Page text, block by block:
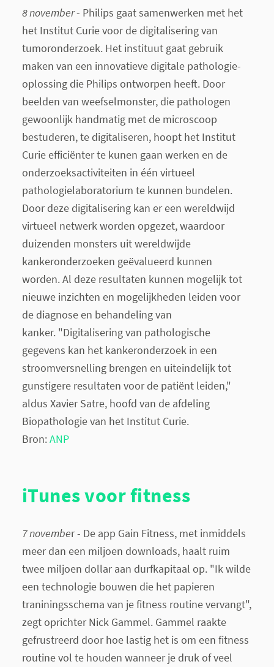
8 november- Philips gaat samenwerken met het
het Institut Curie voor de digitalisering van
tumoronderzoek. Het instituut gaat gebruik
maken van een innovatieve digitale pathologie-
oplossing die Philips ontworpen heeft. Door
beelden van weefselmonster, die pathologen
gewoonlijk handmatig met de microscoop
bestuderen, te digitaliseren, hoopt het Institut
Curie efficiënter te kunen gaan werken en de
onderzoeksactiviteiten in één virtueel
pathologielaboratorium te kunnen bundelen.
Door deze digitalisering kan er een wereldwijd
virtueel netwerk worden opgezet, waardoor
duizenden monsters uit wereldwijde
kankeronderzoeken geëvalueerd kunnen
worden. Al deze resultaten kunnen mogelijk tot
nieuwe inzichten en mogelijkheden leiden voor
de diagnose en behandeling van
kanker. "Digitalisering van pathologische
gegevens kan het kankeronderzoek in een
stroomversnelling brengen en uiteindelijk tot
gunstigere resultaten voor de patiënt leiden,"
aldus Xavier Satre, hoofd van de afdeling
Biopathologie van het Institut Curie.
Bron:ANP
iTunes voor fitness
7 november - De app Gain Fitness, met inmiddels
meer dan een miljoen downloads, haalt ruim
twee miljoen dollar aan durfkapitaal op. "Ik wilde
een technologie bouwen die het papieren
traniningsschema van je fitness routine vervangt",
zegt oprichter Nick Gammel. Gammel raakte
gefrustreerd door hoe lastig het is om een fitness
routine vol te houden wanneer je druk of veel